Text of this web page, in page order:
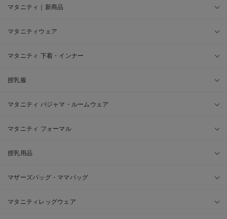
マタニティ｜新商品
マタニティウェア
マタニティ 下着・インナー
授乳服
マタニティ パジャマ・ルームウェア
マタニティ フォーマル
授乳用品
マザーズバッグ・ママバッグ
マタニティレッグウェア